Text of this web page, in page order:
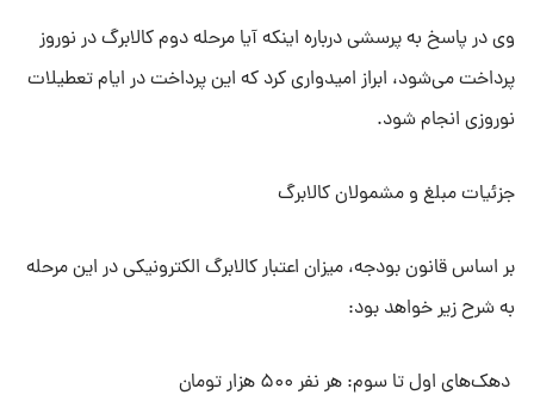
وی در پاسخ به پرسشی درباره اینکه آیا مرحله دوم کالابرگ در نوروز
پرداخت می‌شود، ابراز امیدواری کرد که این پرداخت در ایام تعطیلات
نوروزی انجام شود.
جزئیات مبلغ و مشمولان کالابرگ
بر اساس قانون بودجه، میزان اعتبار کالابرگ الکترونیکی در این مرحله
به شرح زیر خواهد بود:
دهک‌های اول تا سوم: هر نفر ۵۰۰ هزار تومان